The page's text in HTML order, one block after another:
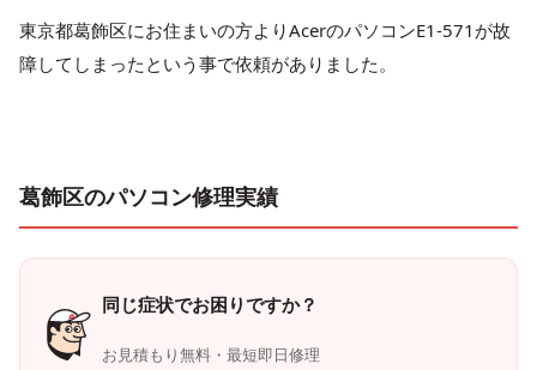
東京都葛飾区にお住まいの方よりAcerのパソコンE1-571が故
障してしまったという事で依頼がありました。
葛飾区のパソコン修理実績
同じ症状でお困りですか？
お見積もり無料・最短即日修理